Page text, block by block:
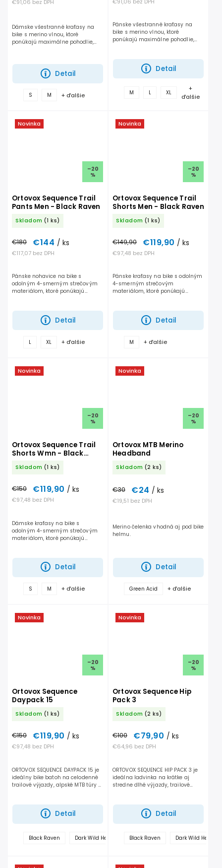
€91,06 bez DPH
Detail
Dámske všestranné kraťasy na
bike s merino vlnou, ktoré
ponúkajú maximálne pohodlie,
jazdení v teréne.
S M + ďalšie
Detail
Pánske všestranné kraťasy na
bike s merino vlnou, ktoré
ponúkajú maximálne pohodlie,
jazdení v teréne.
M L XL
+
ďalšie
Novinka
–20
%
Ortovox Sequence Trail
Pants Men - Black Raven
Skladom (1 ks)
€117,07 bez DPH
€180 €144 / ks
Detail
Pánske nohavice na bike s
odolným 4-smerným strečovým
materiálom, ktoré ponúkajú
výkon pri celodennom jazdení v
L XL + ďalšie
Novinka
–20
%
Ortovox Sequence Trail
Shorts Men - Black Raven
Skladom (1 ks)
€97,48 bez DPH
€149,90 €119,90 / ks
Detail
Pánske kraťasy na bike s odolným
4-smerným strečovým
materiálom, ktoré ponúkajú
výkon pri celodennom jazdení v
M + ďalšie
Novinka
–20
%
Ortovox Sequence Trail
Shorts Wmn - Black
Skladom (1 ks)
€97,48 bez DPH
€150 €119,90 / ks
Detail
Dámske kraťasy na bike s
odolným 4-smerným strečovým
materiálom, ktoré ponúkajú
výkon pri celodennom jazdení v
S M + ďalšie
Novinka
–20
%
Ortovox MTB Merino
Headband
Skladom (2 ks)
€19,51 bez DPH
€30 €24 / ks
Detail
Merino čelenka vhodná aj pod bike
helmu.
Green Acid + ďalšie
Novinka
–20
%
Ortovox Sequence
Daypack 15
Skladom (1 ks)
€97,48 bez DPH
€150 €119,90 / ks
Detail
ORTOVOX SEQUENCE DAYPACK 15 je
ideálny bike batoh na celodenné
trailové výjazdy, alpské MTB túry aj
zostať pohyblivý...
Black Raven Dark Wild Herbs Chestnut
ďalšie
Novinka
–20
%
Ortovox Sequence Hip
Pack 3
Skladom (2 ks)
€64,96 bez DPH
€100 €79,90 / ks
Detail
ORTOVOX SEQUENCE HIP PACK 3 je
ideálna ladvinka na krátke aj
stredne dlhé výjazdy, trailové
ergonomicky sedí na...
Black Raven Dark Wild Herbs